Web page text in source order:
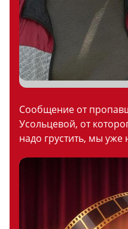
Сообщение от
Усольцевой, от
надо грустить, мы уже